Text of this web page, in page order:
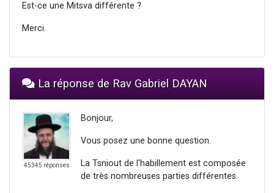
Est-ce une Mitsva différente ?
Merci.
La réponse de Rav Gabriel DAYAN
45345 réponses
Bonjour,
Vous posez une bonne question.
La Tsniout de l'habillement est composée
de très nombreuses parties différentes.